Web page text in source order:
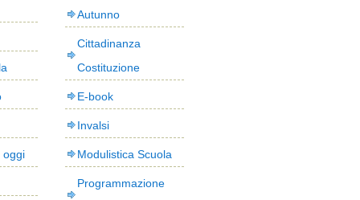
oggi
Autunno
Cittadinanza
Costituzione
E-book
Invalsi
Modulistica Scuola
Programmazione